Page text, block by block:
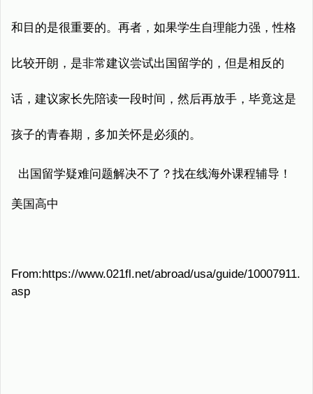
和目的是很重要的。再者，如果学生自理能力强，性格
比较开朗，是非常建议尝试出国留学的，但是相反的
话，建议家长先陪读一段时间，然后再放手，毕竟这是
孩子的青春期，多加关怀是必须的。
出国留学疑难问题解决不了？找在线海外课程辅导！
美国高中
From:https://www.021fl.net/abroad/usa/guide/10007911.
asp